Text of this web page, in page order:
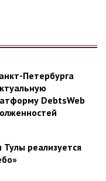
Петербурга
DebtsWeb
реализуется